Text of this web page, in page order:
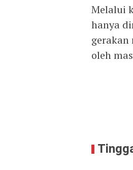
Melalui
hanya
gerakan
oleh